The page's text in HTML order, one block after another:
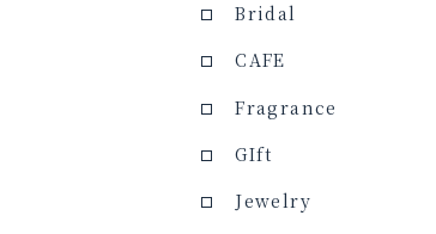
Bridal
CAFE
Fragrance
GIft
Jewelry